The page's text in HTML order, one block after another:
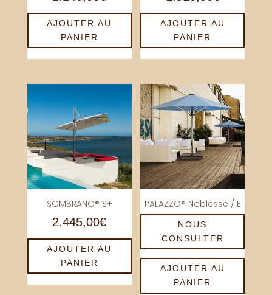
AJOUTER AU
PANIER
AJOUTER AU
PANIER
SOMBRANO® S+
2.445,00€
AJOUTER AU
PANIER
PALAZZO® Noblesse / E
NOUS
CONSULTER
AJOUTER AU
PANIER